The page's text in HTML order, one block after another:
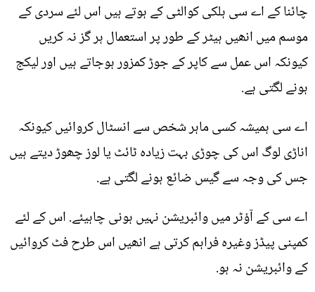
چائنا کے اے سی ہلکی کوالٹی کے ہوتے ہیں اس لئے سردی کے
موسم میں انھیں ہیٹر کے طور پر استعمال ہر گز نہ کریں
کیونکہ اس عمل سے کاپر کے جوڑ کمزور ہوجاتے ہیں اور لیکج
ہونے لگتی ہے.
اے سی ہمیشہ کسی ماہر شخص سے انسٹال کروائیں کیونکہ
اناڑی لوگ اس کی چوڑی بہت زیادہ ٹائٹ یا لوز چھوڑ دیتے ہیں
جس کی وجہ سے گیس ضائع ہونے لگتی ہے.
اے سی کے آؤٹر میں وائبریشن نہیں ہونی چاہیئے. اس کے لئے
کمپنی پیڈز وغیرہ فراہم کرتی ہے انھیں اس طرح فٹ کروائیں
کے وائبریشن نہ ہو.